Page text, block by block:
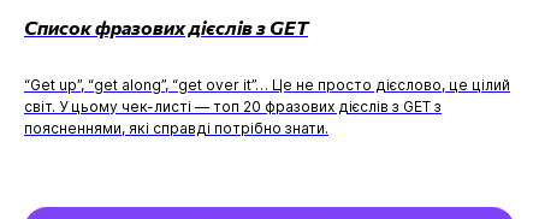
Список фразових дієслів з GET
“Get up”, “get along”, “get over it”… Це не просто дієслово, це цілий
світ. У цьому чек-листі — топ 20 фразових дієслів з GET з
поясненнями, які справді потрібно знати.